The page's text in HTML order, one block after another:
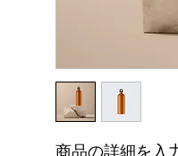
商品の詳細を入